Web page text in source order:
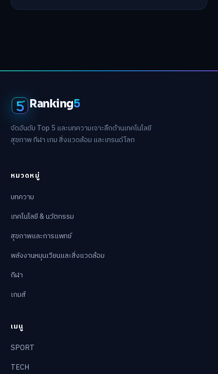
Ranking5
จัดอันดับ Top 5 และบทความเจาะลึกด้านเทคโนโลยี
สุขภาพ กีฬา เกม สิ่งแวดล้อม และเทรนด์โลก
หมวดหมู่
บทความ
เทคโนโลยี & นวัตกรรม
สุขภาพและการแพทย์
พลังงานหมุนเวียนและสิ่งแวดล้อม
กีฬา
เกมส์
เมนู
SPORT
TECH